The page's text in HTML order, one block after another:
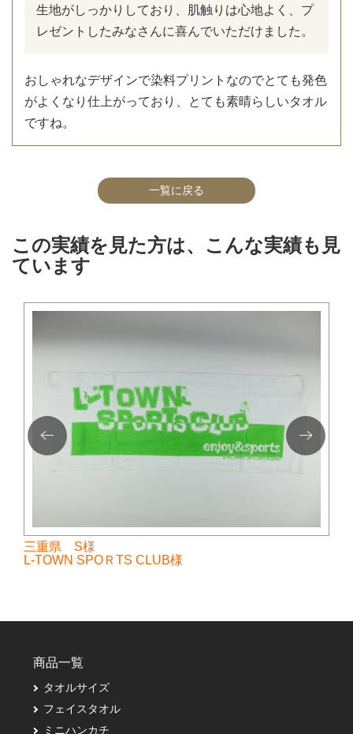
生地がしっかりしており、肌触りは心地よく、プ
レゼントしたみなさんに喜んでいただけました。
おしゃれなデザインで染料プリントなのでとても発色
がよくなり仕上がっており、とても素晴らしいタオル
ですね。
一覧に戻る
この実績を見た方は、こんな実績も見
ています
三重県 S様
L-TOWN SPOＲTS CLUB様
商品一覧
タオルサイズ
フェイスタオル
ミニハンカチ